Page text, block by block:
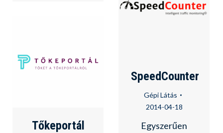
SpeedCounter
Gépi Látás
2014-04-18
Egyszerűen
Tőkeportál